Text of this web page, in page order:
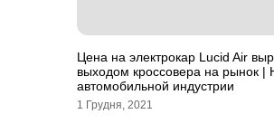
Цена на электрокар Lucid Air
выходом кроссовера на рынок |
автомобильной индустрии
1 Грудня, 2021